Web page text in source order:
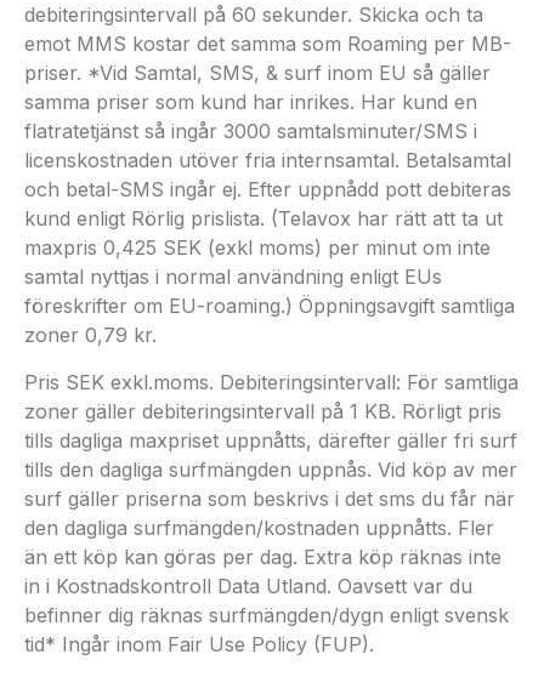
debiteringsintervall på 60 sekunder. Skicka och ta
emot MMS kostar det samma som Roaming per MB-
priser. *Vid Samtal, SMS, & surf inom EU så gäller
samma priser som kund har inrikes. Har kund en
flatratetjänst så ingår 3000 samtalsminuter/SMS i
licenskostnaden utöver fria internsamtal. Betalsamtal
och betal-SMS ingår ej. Efter uppnådd pott debiteras
kund enligt Rörlig prislista. (Telavox har rätt att ta ut
maxpris 0,425 SEK (exkl moms) per minut om inte
samtal nyttjas i normal användning enligt EUs
föreskrifter om EU-roaming.) Öppningsavgift samtliga
zoner 0,79 kr.
Pris SEK exkl.moms. Debiteringsintervall: För samtliga
zoner gäller debiteringsintervall på 1 KB. Rörligt pris
tills dagliga maxpriset uppnåtts, därefter gäller fri surf
tills den dagliga surfmängden uppnås. Vid köp av mer
surf gäller priserna som beskrivs i det sms du får när
den dagliga surfmängden/kostnaden uppnåtts. Fler
än ett köp kan göras per dag. Extra köp räknas inte
in i Kostnadskontroll Data Utland. Oavsett var du
befinner dig räknas surfmängden/dygn enligt svensk
tid* Ingår inom Fair Use Policy (FUP).